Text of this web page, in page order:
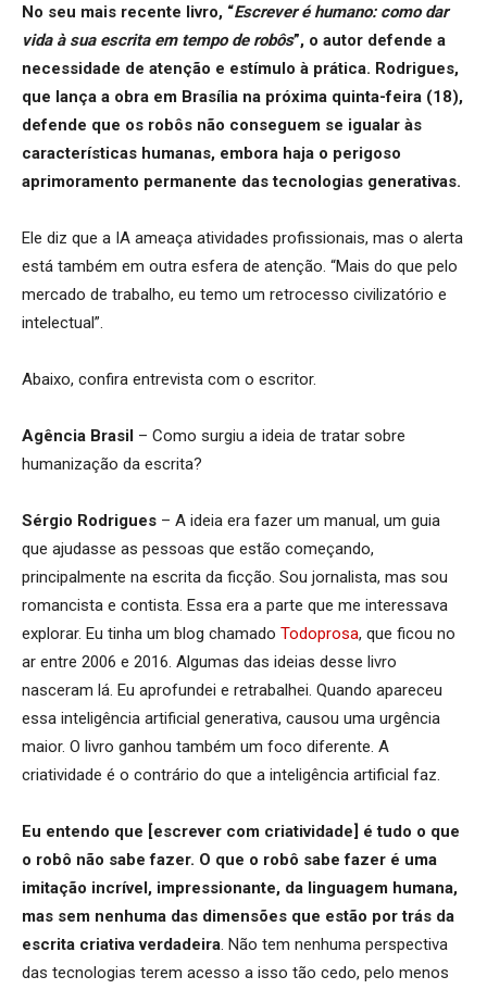
No seu mais recente livro, “Escrever é humano: como dar
vida à sua escrita em tempo de robôs”, o autor defende a
necessidade de atenção e estímulo à prática. Rodrigues,
que lança a obra em Brasília na próxima quinta-feira (18),
defende que os robôs não conseguem se igualar às
características humanas, embora haja o perigoso
aprimoramento permanente das tecnologias generativas.
Ele diz que a IA ameaça atividades profissionais, mas o alerta
está também em outra esfera de atenção. “Mais do que pelo
mercado de trabalho, eu temo um retrocesso civilizatório e
intelectual”.
Abaixo, confira entrevista com o escritor.
Agência Brasil – Como surgiu a ideia de tratar sobre
humanização da escrita?
Sérgio Rodrigues – A ideia era fazer um manual, um guia
que ajudasse as pessoas que estão começando,
principalmente na escrita da ficção. Sou jornalista, mas sou
romancista e contista. Essa era a parte que me interessava
explorar. Eu tinha um blog chamado Todoprosa, que ficou no
ar entre 2006 e 2016. Algumas das ideias desse livro
nasceram lá. Eu aprofundei e retrabalhei. Quando apareceu
essa inteligência artificial generativa, causou uma urgência
maior. O livro ganhou também um foco diferente. A
criatividade é o contrário do que a inteligência artificial faz.
Eu entendo que [escrever com criatividade] é tudo o que
o robô não sabe fazer. O que o robô sabe fazer é uma
imitação incrível, impressionante, da linguagem humana,
mas sem nenhuma das dimensões que estão por trás da
escrita criativa verdadeira. Não tem nenhuma perspectiva
das tecnologias terem acesso a isso tão cedo, pelo menos